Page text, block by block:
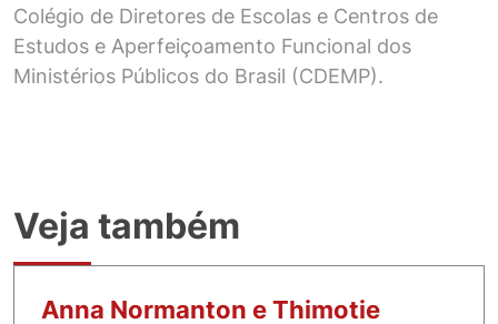
Colégio de Diretores de Escolas e Centros de
Estudos e Aperfeiçoamento Funcional dos
Ministérios Públicos do Brasil (CDEMP).
Veja também
Anna Normanton e Thimotie